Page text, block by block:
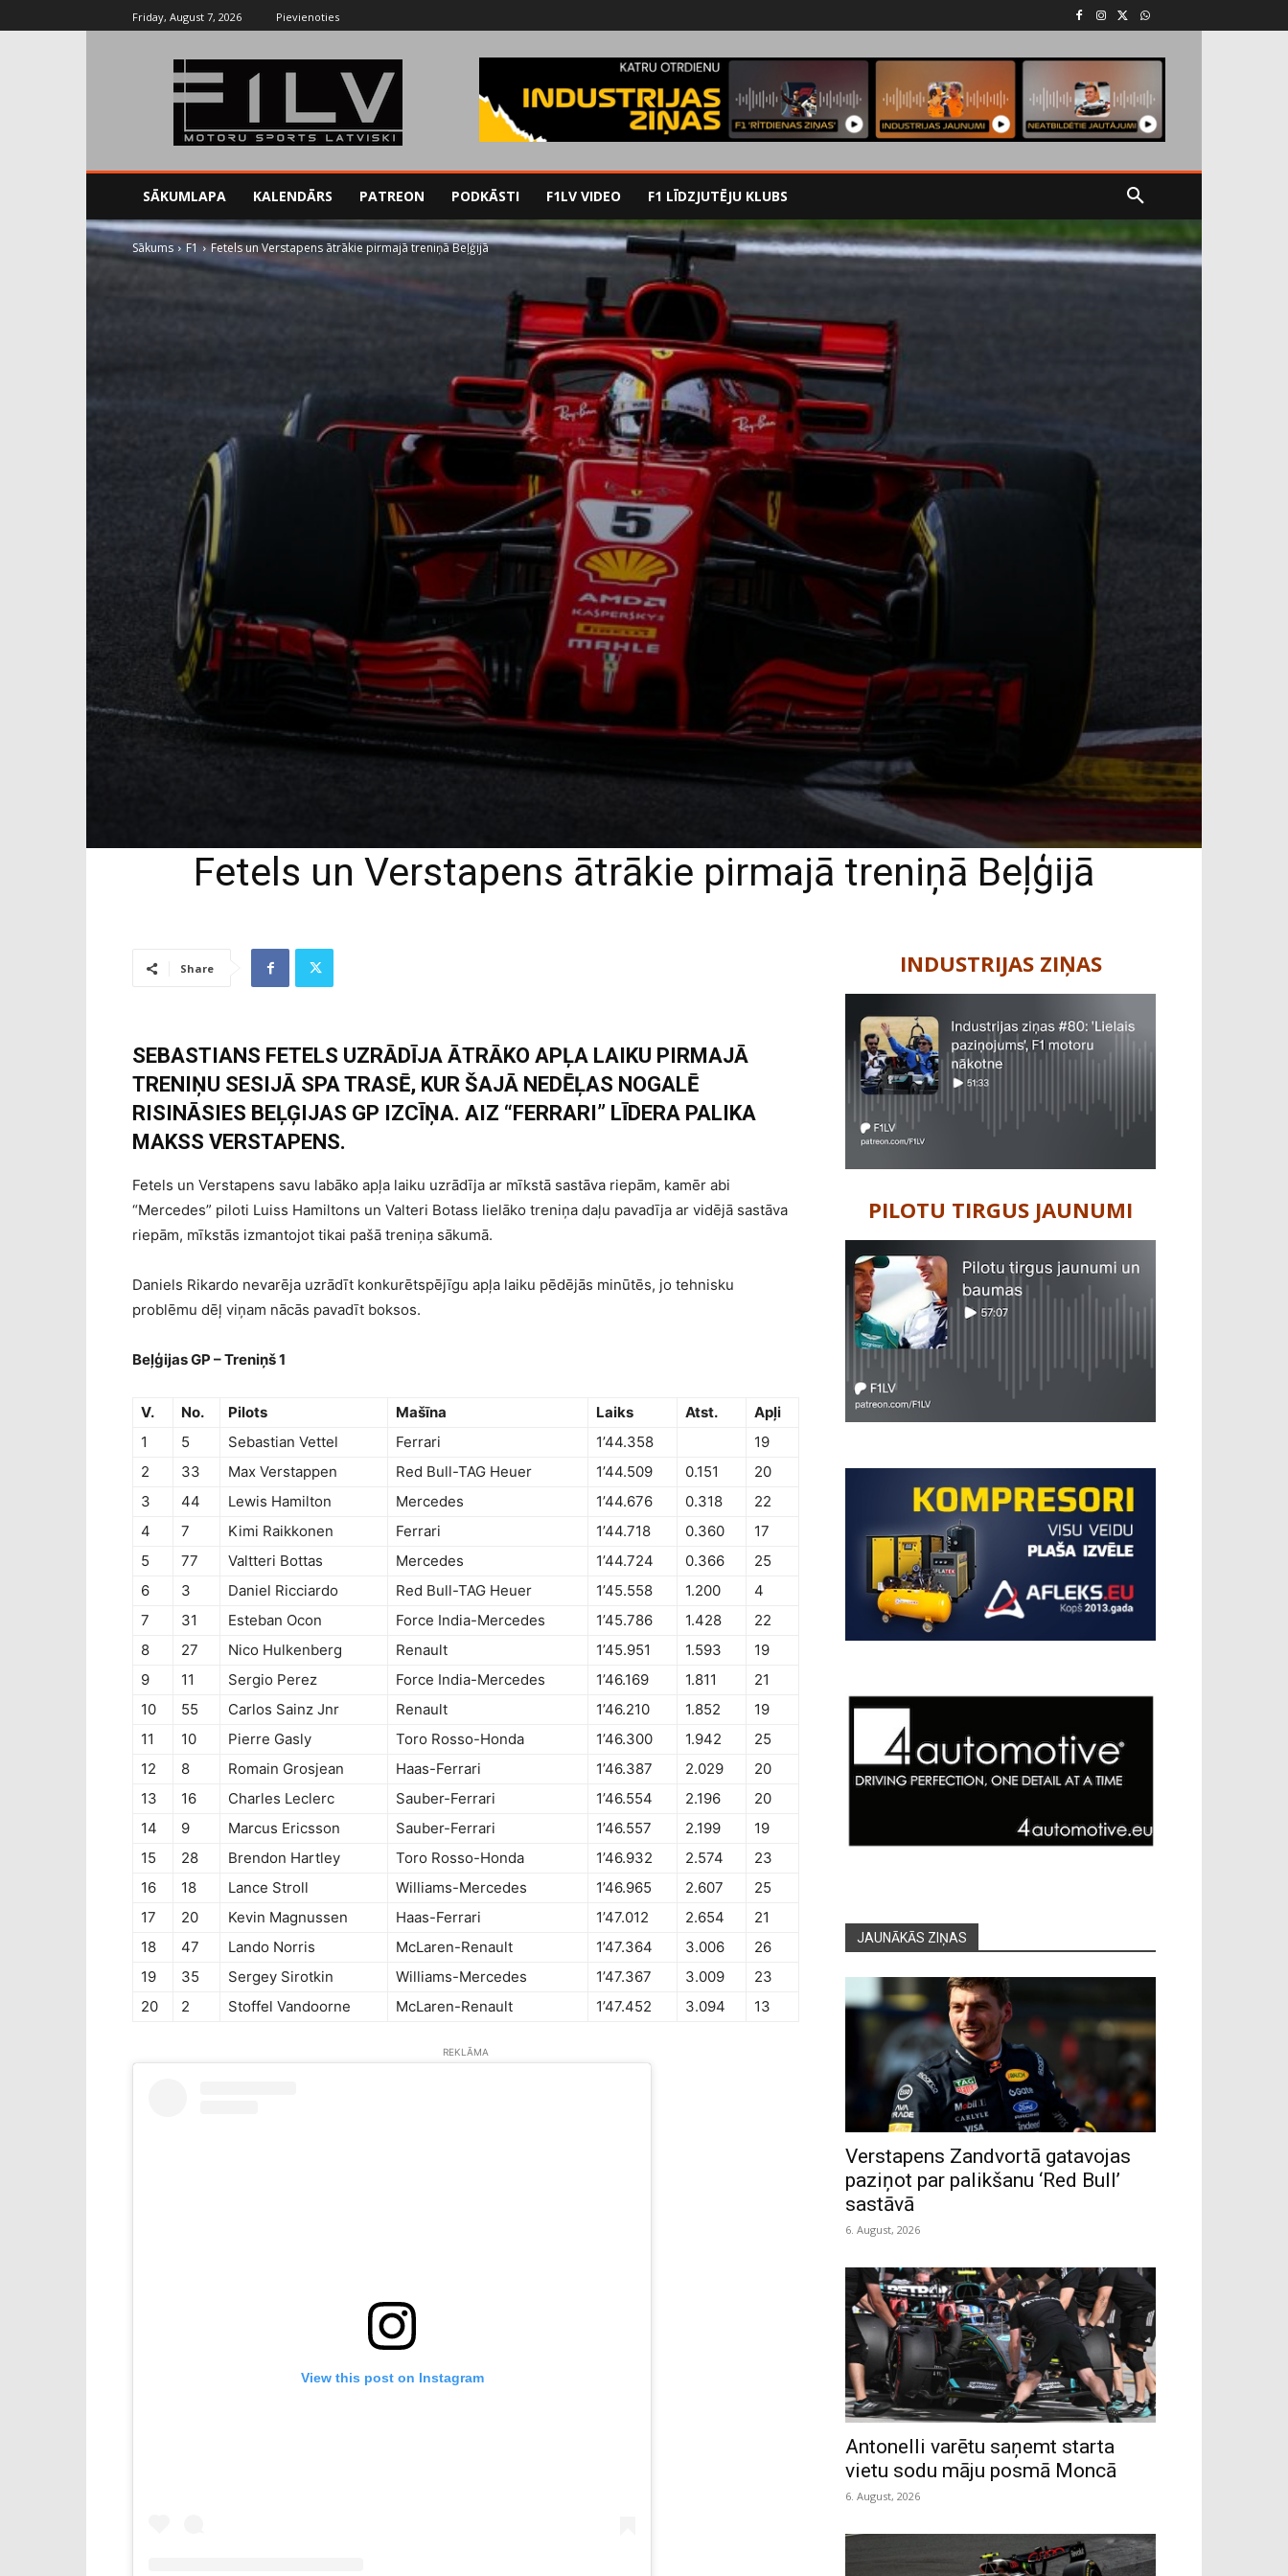
Friday, August 7, 2026 Pievienoties
SĀKUMLAPA KALENDĀRS PATREON PODKĀSTI F1LV VIDEO F1 LĪDZJUTĒJU KLUBS
Sākums F1 Fetels un Verstapens ātrākie pirmajā treniņā Beļģijā
Fetels un Verstapens ātrākie pirmajā treniņā Beļģijā
Share
SEBASTIANS FETELS UZRĀDĪJA ĀTRĀKO APĻA LAIKU PIRMAJĀ
TRENIŅU SESIJĀ SPA TRASĒ, KUR ŠAJĀ NEDĒĻAS NOGALĒ
RISINĀSIES BEĻĢIJAS GP IZCĪŅA. AIZ “FERRARI” LĪDERA PALIKA
MAKSS VERSTAPENS.
Fetels un Verstapens savu labāko apļa laiku uzrādīja ar mīkstā sastāva riepām, kamēr abi
“Mercedes” piloti Luiss Hamiltons un Valteri Botass lielāko treniņa daļu pavadīja ar vidējā sastāva
riepām, mīkstās izmantojot tikai pašā treniņa sākumā.
Daniels Rikardo nevarēja uzrādīt konkurētspējīgu apļa laiku pēdējās minūtēs, jo tehnisku
problēmu dēļ viņam nācās pavadīt boksos.
Beļģijas GP – Treniņš 1
V. No. Pilots Mašīna Laiks Atst.
Apļi
1
5 Sebastian Vettel Ferrari 1’44.358
19
2
33 Max Verstappen Red Bull-TAG Heuer 1’44.509 0.151
20
3
44 Lewis Hamilton Mercedes 1’44.676 0.318
22
4
7 Kimi Raikkonen Ferrari 1’44.718 0.360
17
5
77 Valtteri Bottas Mercedes 1’44.724 0.366
25
6
3 Daniel Ricciardo Red Bull-TAG Heuer 1’45.558 1.200
4
7
31 Esteban Ocon Force India-Mercedes 1’45.786 1.428
22
8
27 Nico Hulkenberg Renault 1’45.951 1.593
19
9
11 Sergio Perez Force India-Mercedes 1’46.169 1.811
21
10
55 Carlos Sainz Jnr Renault 1’46.210 1.852
19
11
10 Pierre Gasly Toro Rosso-Honda 1’46.300 1.942
25
12
8 Romain Grosjean Haas-Ferrari 1’46.387 2.029
20
13
16 Charles Leclerc Sauber-Ferrari 1’46.554 2.196
20
14
9 Marcus Ericsson Sauber-Ferrari 1’46.557 2.199
19
15
28 Brendon Hartley Toro Rosso-Honda 1’46.932 2.574
23
16
18 Lance Stroll Williams-Mercedes 1’46.965 2.607
25
17
20 Kevin Magnussen Haas-Ferrari 1’47.012 2.654
21
18
47 Lando Norris McLaren-Renault 1’47.364 3.006
26
19
35 Sergey Sirotkin Williams-Mercedes 1’47.367 3.009
23
20
2 Stoffel Vandoorne McLaren-Renault 1’47.452 3.094 13
REKLĀMA
View this post on Instagram
INDUSTRIJAS ZIŅAS
PILOTU TIRGUS JAUNUMI
JAUNĀKĀS ZIŅAS
Verstapens Zandvortā gatavojas
paziņot par palikšanu ‘Red Bull’
sastāvā
6. August, 2026
Antonelli varētu saņemt starta
vietu sodu māju posmā Moncā
6. August, 2026